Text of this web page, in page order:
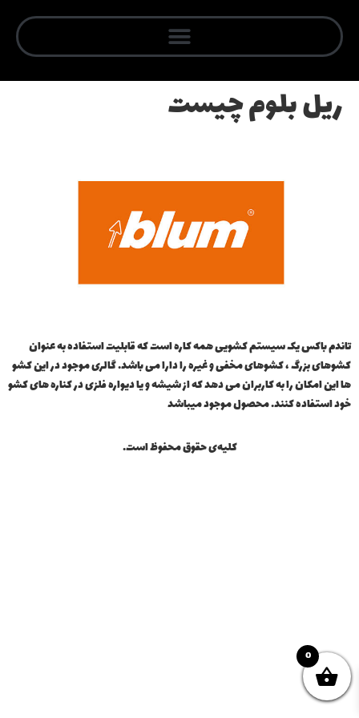
ریل بلوم چیست
تاندم باکس یک سیستم کشویی همه کاره است که قابلیت استفاده به عنوان
کشوهای بزرگ ، کشوهای مخفی و غیره را دارا می باشد. گالری موجود در این کشو
ها این امکان را به کاربران می دهد که از شیشه و یا دیواره فلزی در کناره های کشو
خود استفاده کنند. محصول موجود میباشد
کلیه‌ی حقوق محفوظ است.
0